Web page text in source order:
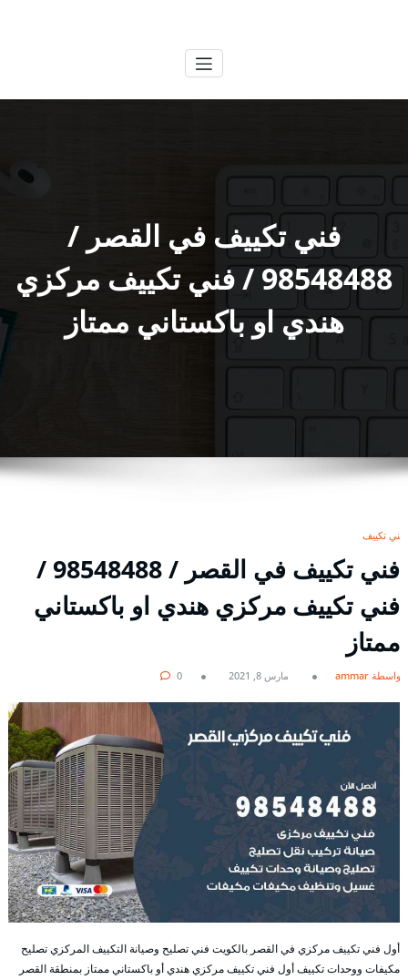
فني تكييف في القصر /
98548488 / فني تكييف مركزي
هندي او باكستاني ممتاز
فني تكييف
فني تكييف في القصر / 98548488 /
فني تكييف مركزي هندي او باكستاني
ممتاز
بواسطة ammar مارس 8, 2021 0
أول فني تكييف مركزي في القصر بالكويت فني تصليح وصيانة التكييف المركزي تصليح
مكيفات ووحدات تكييف أول فني تكييف مركزي هندي أو باكستاني ممتاز بمنطقة القصر